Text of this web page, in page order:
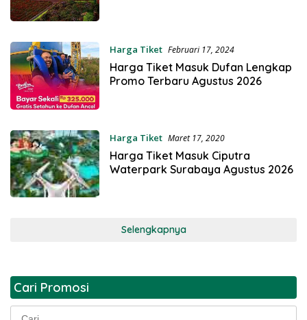
Harga Tiket Februari 17, 2024
Harga Tiket Masuk Dufan Lengkap
Promo Terbaru Agustus 2026
Harga Tiket Maret 17, 2020
Harga Tiket Masuk Ciputra
Waterpark Surabaya Agustus 2026
Selengkapnya
Cari Promosi
Cari